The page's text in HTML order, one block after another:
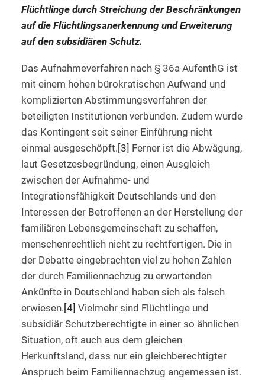
Flüchtlinge durch Streichung der Beschränkungen
auf die Flüchtlingsanerkennung und Erweiterung
auf den subsidiären Schutz.
Das Aufnahmeverfahren nach § 36a AufenthG ist
mit einem hohen bürokratischen Aufwand und
komplizierten Abstimmungsverfahren der
beteiligten Institutionen verbunden. Zudem wurde
das Kontingent seit seiner Einführung nicht
einmal ausgeschöpft. [3] Ferner ist die Abwägung,
laut Gesetzesbegründung, einen Ausgleich
zwischen der Aufnahme- und
Integrationsfähigkeit Deutschlands und den
Interessen der Betroffenen an der Herstellung der
familiären Lebensgemeinschaft zu schaffen,
menschenrechtlich nicht zu rechtfertigen. Die in
der Debatte eingebrachten viel zu hohen Zahlen
der durch Familiennachzug zu erwartenden
Ankünfte in Deutschland haben sich als falsch
erwiesen. [4] Vielmehr sind Flüchtlinge und
subsidiär Schutzberechtigte in einer so ähnlichen
Situation, oft auch aus dem gleichen
Herkunftsland, dass nur ein gleichberechtigter
Anspruch beim Familiennachzug angemessen ist.